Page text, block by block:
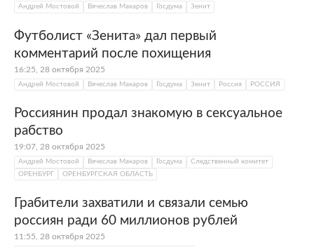
Андрей Мостовой Вячеслав Макаров Госдума Зенит
Футболист «Зенита» дал первый
комментарий после похищения
16:25, 28 октября 2025
Андрей Мостовой Вячеслав Макаров Госдума Зенит Россия РОССИЯ
Россиянин продал знакомую в сексуальное
рабство
19:07, 28 октября 2025
Андрей Мостовой Вячеслав Макаров Госдума
Следственный комитет
ОРЕНБУРГ
ОРЕНБУРГСКАЯ ОБЛАСТЬ
Грабители захватили и связали семью
россиян ради 60 миллионов рублей
11:55, 28 октября 2025